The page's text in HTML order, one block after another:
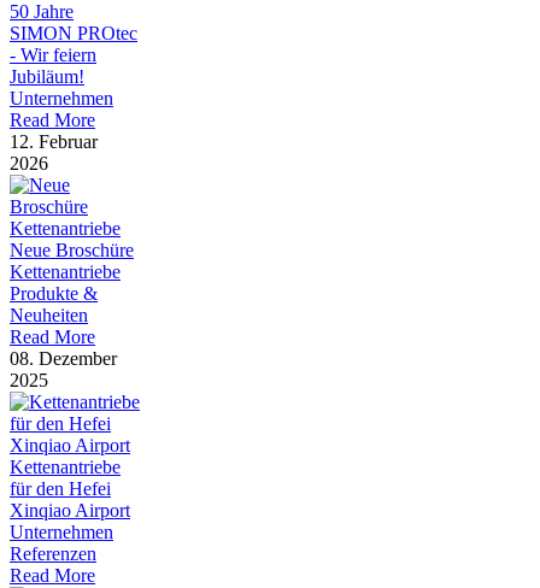
50 Jahre
SIMON PROtec
- Wir feiern
Jubiläum!
Unternehmen
Read More
12. Februar
2026
Neue Broschüre
Kettenantriebe
Produkte &
Neuheiten
Read More
08. Dezember
2025
Kettenantriebe
für den Hefei
Xinqiao Airport
Unternehmen
Referenzen
Read More